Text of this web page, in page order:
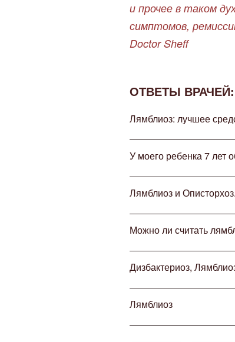
и прочее в таком
симптомов,
Doctor Sheff
ОТВЕТЫ ВРАЧЕЙ:
Лямблиоз: лучшее
У моего ребенка 7 лет
Лямблиоз и
Можно ли считать
Дизбактериоз,
Лямблиоз